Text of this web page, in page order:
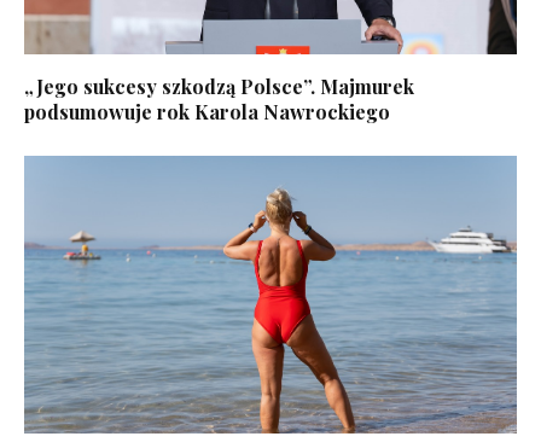
„Jego sukcesy szkodzą Polsce”. Majmurek
podsumowuje rok Karola Nawrockiego